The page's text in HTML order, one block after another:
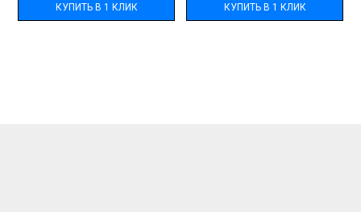
КУПИТЬ В 1 КЛИК КУПИТЬ В 1 КЛИК